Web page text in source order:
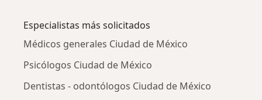
Especialistas más solicitados
Médicos generales Ciudad de México
Psicólogos Ciudad de México
Dentistas - odontólogos Ciudad de México